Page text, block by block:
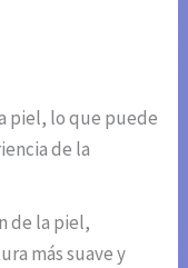
piel, lo que puede
de la
de la piel,
más suave y